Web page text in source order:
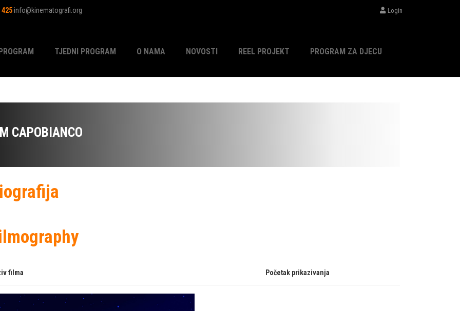
info@kinematografi.org Login
TJEDNI PROGRAM O NAMA NOVOSTI REEL PROJEKT PROGRAM ZA DJECU
CAPOBIANCO
filma Početak prikazivanja